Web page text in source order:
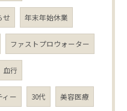
せ 年末年始休業
ファストプロウォーター
血行
ィー 30代 美容医療